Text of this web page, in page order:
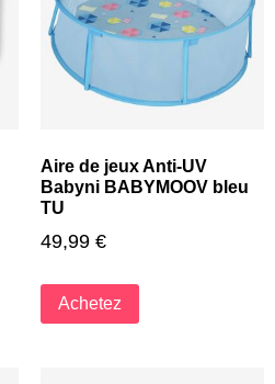
Aire de jeux Anti-UV
Babyni BABYMOOV bleu
TU
49,99 €
Achetez